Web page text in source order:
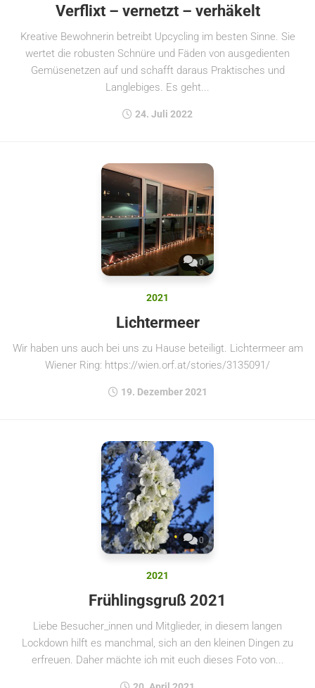
Verflixt – vernetzt – verhäkelt
Kreative Bewohnerin betreibt Upcycling im besten Sinne. Sie
wertet die robusten Schnüre und Fäden von ausgedienten
Gemüsenetzen auf und schafft daraus Praktisches und
Langlebiges. Es geht...
24. Juli 2022
0
2021
Lichtermeer
Wir haben uns auch bei uns zu Hause beteiligt. Lichtermeer am
Wiener Ring: https://wien.orf.at/stories/3135091/
19. Dezember 2021
0
2021
Frühlingsgruß 2021
Liebe Besucher_innen und Mitglieder, in diesem langen
Lockdown hilft es manchmal, sich an den kleinen Dingen zu
erfreuen. Daher mächte ich mit euch dieses Foto von...